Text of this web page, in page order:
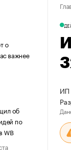
Рынок
о
важнее
об
по
WB
ИП